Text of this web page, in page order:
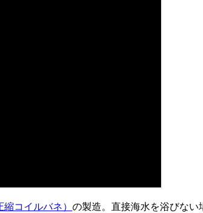
コイルバネ） の製造。直接海水を浴びな